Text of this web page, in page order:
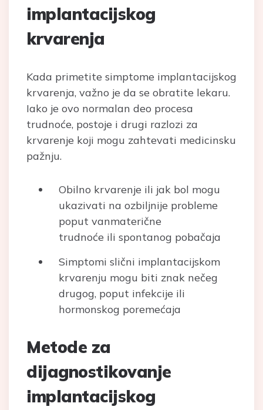
implantacijskog
krvarenja
Kada primetite simptome implantacijskog
krvarenja, važno je da se obratite lekaru.
Iako je ovo normalan deo procesa
trudnoće, postoje i drugi razlozi za
krvarenje koji mogu zahtevati medicinsku
pažnju.
Obilno krvarenje ili jak bol mogu
ukazivati na ozbiljnije probleme
poput vanmaterične
trudnoće ili spontanog pobačaja
Simptomi slični implantacijskom
krvarenju mogu biti znak nečeg
drugog, poput infekcije ili
hormonskog poremećaja
Metode za
dijagnostikovanje
implantacijskog